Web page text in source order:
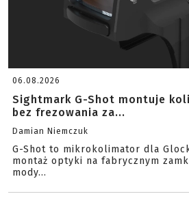
06.08.2026
Sightmark G-Shot montuje
bez frezowania za...
Damian Niemczuk
G-Shot to mikrokolimator dla
montaż optyki na fabrycznym
mody...